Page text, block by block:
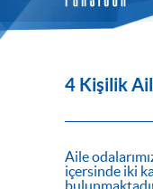
4 Kişilik
Aile
içersinde iki